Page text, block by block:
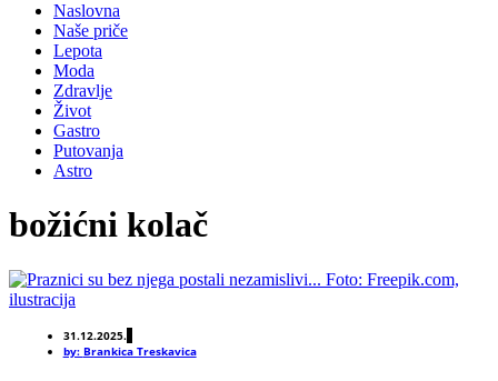
Naslovna
Naše priče
Lepota
Moda
Zdravlje
Život
Gastro
Putovanja
Astro
božićni kolač
31.12.2025.
by: Brankica Treskavica